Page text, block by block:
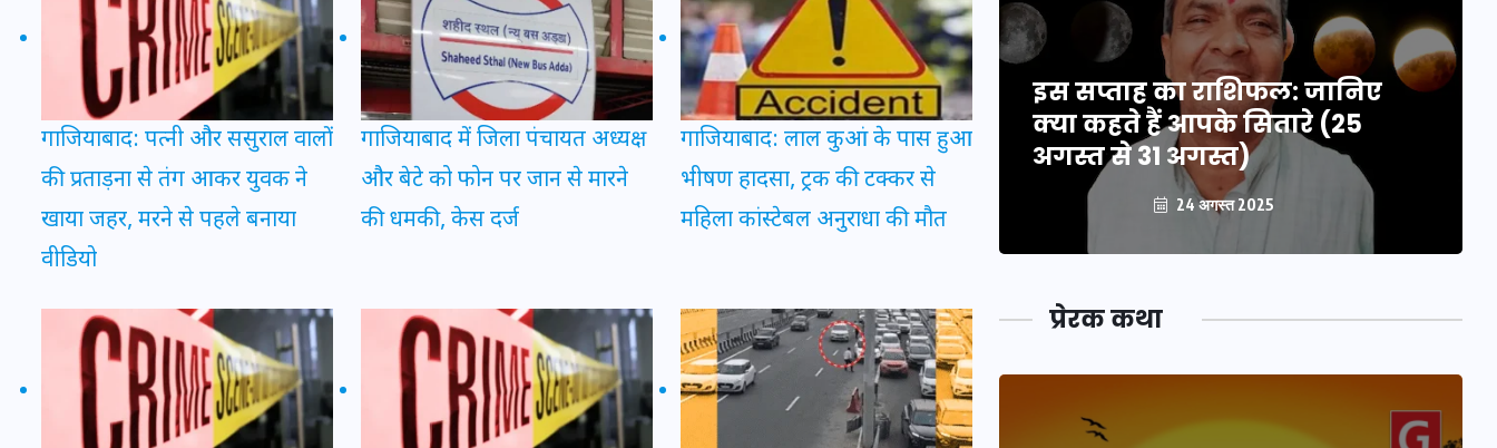
गाजियाबाद: पत्नी और ससुराल वालों
की प्रताड़ना से तंग आकर युवक ने
खाया जहर, मरने से पहले बनाया
वीडियो
गाजियाबाद में जिला पंचायत अध्यक्ष
और बेटे को फोन पर जान से मारने
की धमकी, केस दर्ज
गाजियाबाद: लाल कुआं के पास हुआ
भीषण हादसा, ट्रक की टक्कर से
महिला कांस्टेबल अनुराधा की मौत
इस सप्ताह का राशिफल: जानिए
क्या कहते हैं आपके सितारे (25
अगस्त से 31 अगस्त)
इस सप्ताह का राशिफल: जानिए
क्या कहते हैं आपके सितारे (25
अगस्त से 31 अगस्त)
24 अगस्त 2025
इस सप्ताह का राशिफल: जानिए
क्या कहते हैं आपके सितारे (25
अगस्त से 31 अगस्त)
24 अगस्त 2025
प्रेरक कथा